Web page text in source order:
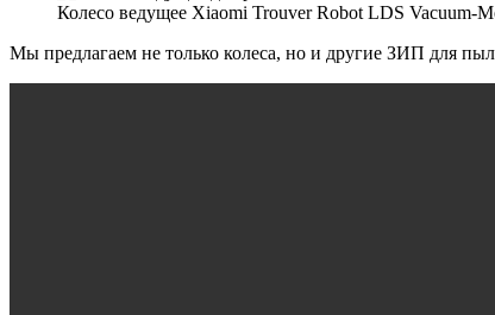
Колесо ведущее Xiaomi Trouver Robot LDS Vacuum-
Мы предлагаем не только колеса, но и другие ЗИП для